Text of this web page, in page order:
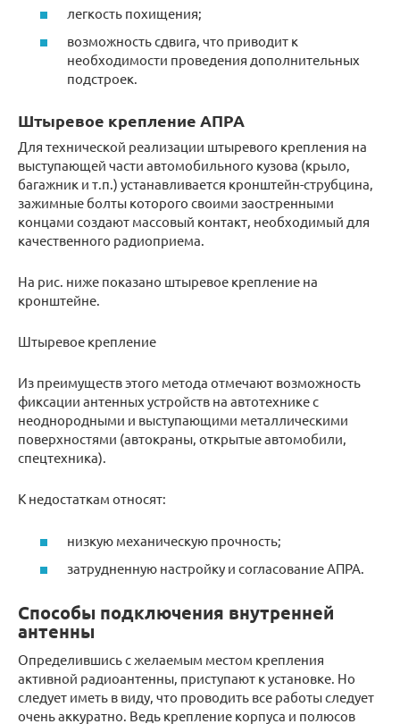
легкость похищения;
возможность сдвига, что приводит к
необходимости проведения дополнительных
подстроек.
Штыревое крепление АПРА
Для технической реализации штыревого крепления на
выступающей части автомобильного кузова (крыло,
багажник и т.п.) устанавливается кронштейн-струбцина,
зажимные болты которого своими заостренными
концами создают массовый контакт, необходимый для
качественного радиоприема.
На рис. ниже показано штыревое крепление на
кронштейне.
Штыревое крепление
Из преимуществ этого метода отмечают возможность
фиксации антенных устройств на автотехнике с
неоднородными и выступающими металлическими
поверхностями (автокраны, открытые автомобили,
спецтехника).
К недостаткам относят:
низкую механическую прочность;
затрудненную настройку и согласование АПРА.
Способы подключения внутренней
антенны
Определившись с желаемым местом крепления
активной радиоантенны, приступают к установке. Но
следует иметь в виду, что проводить все работы следует
очень аккуратно. Ведь крепление корпуса и полюсов